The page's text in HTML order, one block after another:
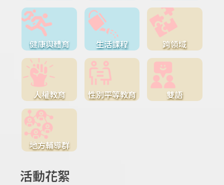
健康與體育 生活課程 跨領域
人權教育 性別平等教育 雙語
地方輔導群
活動花絮